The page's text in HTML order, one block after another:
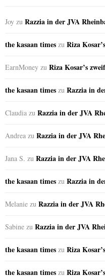
Joy zu Razzia in der JVA
the kasaan times zu Riza
EarnMoney zu Riza Kosar’s
the kasaan times zu Razzia in
Claudia zu Razzia in der JVA
Andrea zu Razzia in der JVA
Jana S. zu Razzia in der JVA
the kasaan times zu Razzia in
Melanie zu Razzia in der JVA
Sabine zu Razzia in der JVA
the kasaan times zu Riza
the kasaan times zu Riza